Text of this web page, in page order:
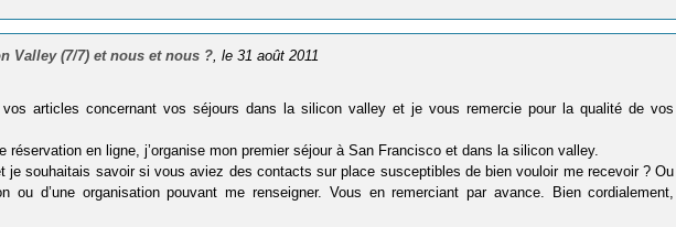
Valley (7/7) et nous et nous ? , le 31 août 2011
articles concernant vos séjours dans la silicon valley et je vous remercie pour la qualité de vos
réservation en ligne, j’organise mon premier séjour à San Francisco et dans la silicon valley.
je souhaitais savoir si vous aviez des contacts sur place susceptibles de bien vouloir me recevoir ? Ou
ou d’une organisation pouvant me renseigner. Vous en remerciant par avance. Bien cordialement,